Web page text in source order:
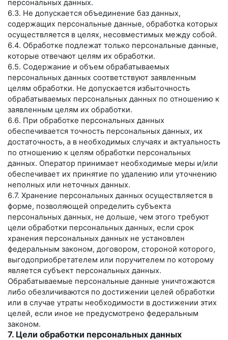
персональных данных.
6.3. Не допускается объединение баз данных,
содержащих персональные данные, обработка которых
осуществляется в целях, несовместимых между собой.
6.4. Обработке подлежат только персональные данные,
которые отвечают целям их обработки.
6.5. Содержание и объем обрабатываемых
персональных данных соответствуют заявленным
целям обработки. Не допускается избыточность
обрабатываемых персональных данных по отношению к
заявленным целям их обработки.
6.6. При обработке персональных данных
обеспечивается точность персональных данных, их
достаточность, а в необходимых случаях и актуальность
по отношению к целям обработки персональных
данных. Оператор принимает необходимые меры и/или
обеспечивает их принятие по удалению или уточнению
неполных или неточных данных.
6.7. Хранение персональных данных осуществляется в
форме, позволяющей определить субъекта
персональных данных, не дольше, чем этого требуют
цели обработки персональных данных, если срок
хранения персональных данных не установлен
федеральным законом, договором, стороной которого,
выгодоприобретателем или поручителем по которому
является субъект персональных данных.
Обрабатываемые персональные данные уничтожаются
либо обезличиваются по достижении целей обработки
или в случае утраты необходимости в достижении этих
целей, если иное не предусмотрено федеральным
законом.
7. Цели обработки персональных данных